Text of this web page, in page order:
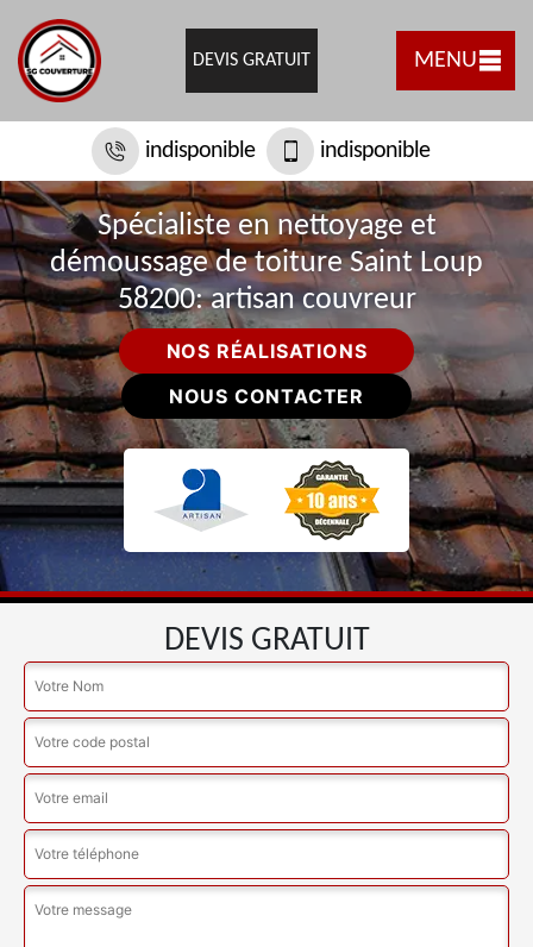
DEVIS GRATUIT MENU
indisponible indisponible
Spécialiste en nettoyage et
démoussage de toiture Saint Loup
58200: artisan couvreur
NOS RÉALISATIONS
NOUS CONTACTER
DEVIS GRATUIT